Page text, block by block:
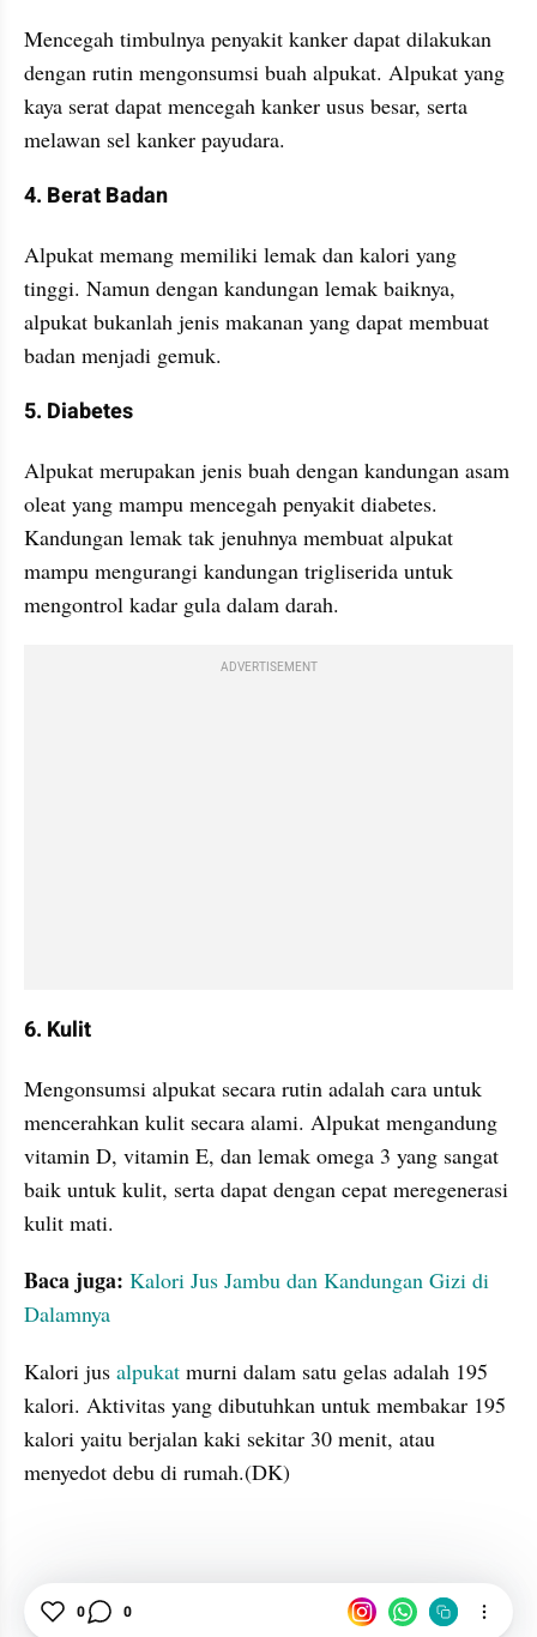
Mencegah timbulnya penyakit kanker dapat dilakukan
dengan rutin mengonsumsi buah alpukat. Alpukat yang
kaya serat dapat mencegah kanker usus besar, serta
melawan sel kanker payudara.
4. Berat Badan
Alpukat memang memiliki lemak dan kalori yang
tinggi. Namun dengan kandungan lemak baiknya,
alpukat bukanlah jenis makanan yang dapat membuat
badan menjadi gemuk.
5. Diabetes
Alpukat merupakan jenis buah dengan kandungan asam
oleat yang mampu mencegah penyakit diabetes.
Kandungan lemak tak jenuhnya membuat alpukat
mampu mengurangi kandungan trigliserida untuk
mengontrol kadar gula dalam darah.
ADVERTISEMENT
6. Kulit
Mengonsumsi alpukat secara rutin adalah cara untuk
mencerahkan kulit secara alami. Alpukat mengandung
vitamin D, vitamin E, dan lemak omega 3 yang sangat
baik untuk kulit, serta dapat dengan cepat meregenerasi
kulit mati.
Baca juga: Kalori Jus Jambu dan Kandungan Gizi di
Dalamnya
Kalori jus alpukat murni dalam satu gelas adalah 195
kalori. Aktivitas yang dibutuhkan untuk membakar 195
kalori yaitu berjalan kaki sekitar 30 menit, atau
menyedot debu di rumah.(DK)
Kalori Jus
0 0